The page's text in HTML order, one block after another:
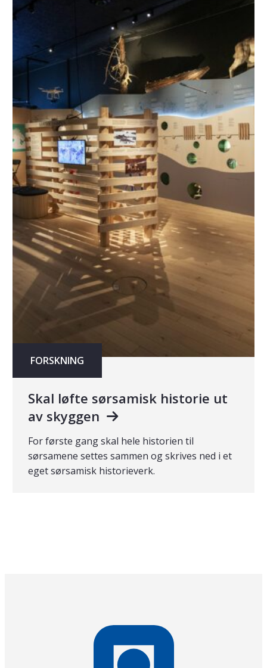
FORSKNING
Skal løfte sørsamisk historie ut
av skyggen
For første gang skal hele historien til
sørsamene settes sammen og skrives ned i et
eget sørsamisk historieverk.